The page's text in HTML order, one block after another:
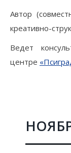
Автор
креативно-
Ведет
центре